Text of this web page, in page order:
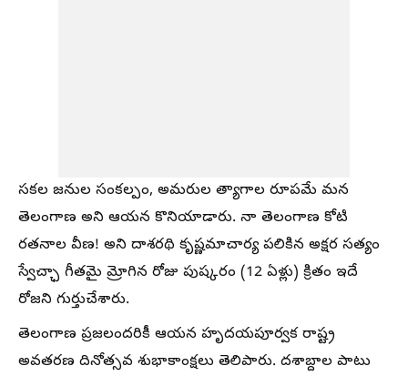
సకల జనుల సంకల్పం, అమరుల త్యాగాల రూపమే మన
తెలంగాణ అని ఆయన కొనియాడారు. నా తెలంగాణ కోటి
రతనాల వీణ! అని దాశరథి కృష్ణమాచార్య పలికిన అక్షర సత్యం
స్వేచ్ఛా గీతమై మ్రోగిన రోజు పుష్కరం (12 ఏళ్లు) క్రితం ఇదే
రోజని గుర్తుచేశారు.
తెలంగాణ ప్రజలందరికీ ఆయన హృదయపూర్వక రాష్ట్ర
అవతరణ దినోత్సవ శుభాకాంక్షలు తెలిపారు. దశాబ్దాల పాటు